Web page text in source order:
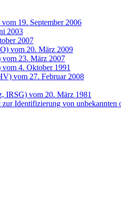
19. September 2006
2003
2007
vom 20. März 2009
vom 23. März 2007
4. Oktober 1991
vom 27. Februar 2008
IRSG) vom 20. März 1981
Identifizierung von